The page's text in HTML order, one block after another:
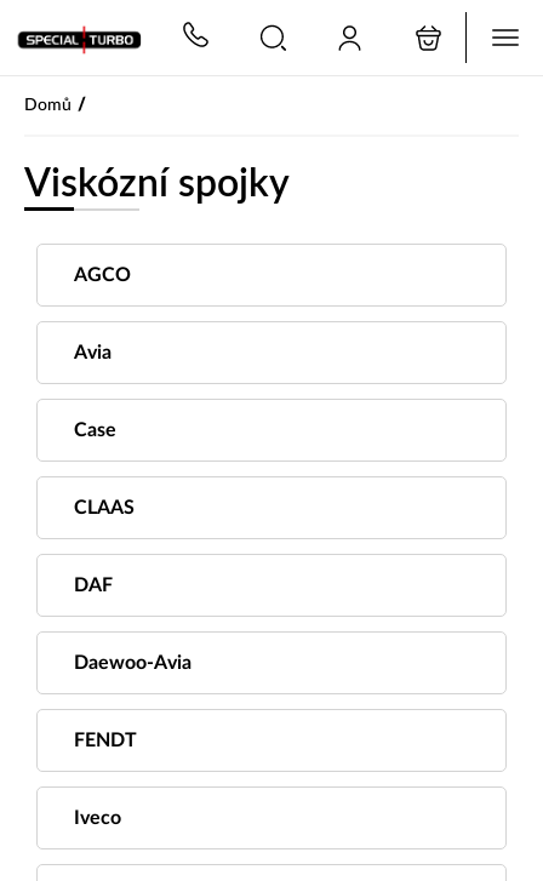
Domů /
Viskózní spojky
AGCO
Avia
Case
CLAAS
DAF
Daewoo-Avia
FENDT
Iveco